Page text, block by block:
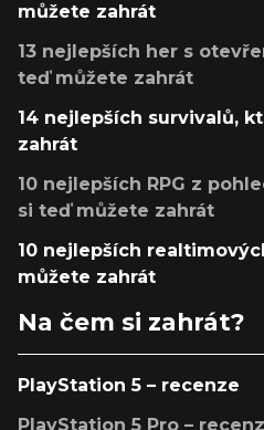
můžete zahrát
13 nejlepších her s
teď můžete zahrát
14 nejlepších survivalů,
zahrát
10 nejlepších RPG z
si teď můžete zahrát
10 nejlepších
můžete zahrát
Na čem si zahrát?
PlayStation 5 – recenze
PlayStation 5 Pro –